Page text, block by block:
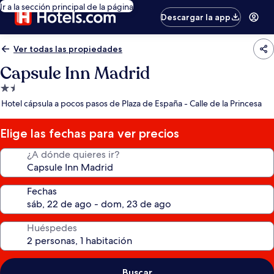
Ir a la sección principal de la página
Descargar la app
Ver todas las propiedades
Capsule Inn Madrid
Propiedad
de
estrellas
Hotel cápsula a pocos pasos de Plaza de España - Calle de la Princesa
Elige las fechas para ver precios
¿A dónde quieres ir?
Fechas
Huéspedes